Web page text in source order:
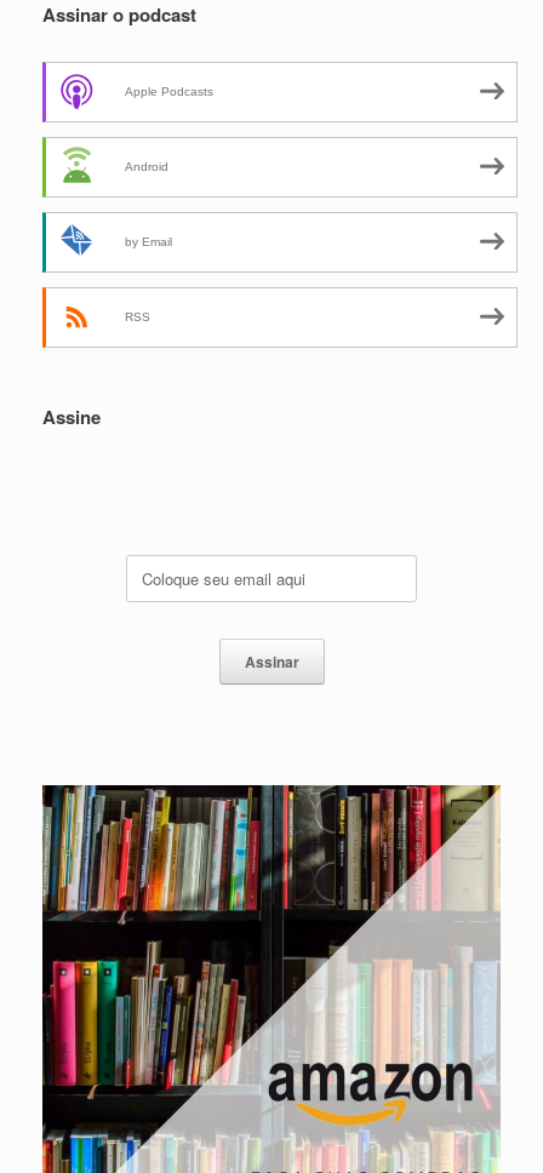
Assinar o podcast
Apple Podcasts
Android
by Email
RSS
Assine